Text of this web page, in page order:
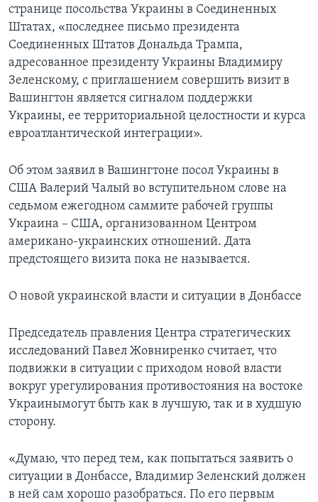
странице посольства Украины в Соединенных
Штатах, «последнее письмо президента
Соединенных Штатов Дональда Трампа,
адресованное президенту Украины Владимиру
Зеленскому, с приглашением совершить визит в
Вашингтон является сигналом поддержки
Украины, ее территориальной целостности и курса
евроатлантической интеграции».
Об этом заявил в Вашингтоне посол Украины в
США Валерий Чалый во вступительном слове на
седьмом ежегодном саммите рабочей группы
Украина – США, организованном Центром
американо-украинских отношений. Дата
предстоящего визита пока не называется.
О новой украинской власти и ситуации в Донбассе
Председатель правления Центра стратегических
исследований Павел Жовниренко считает, что
подвижки в ситуации с приходом новой власти
вокруг урегулирования противостояния на востоке
Украинымогут быть как в лучшую, так и в худшую
сторону.
«Думаю, что перед тем, как попытаться заявить о
ситуации в Донбассе, Владимир Зеленский должен
в ней сам хорошо разобраться. По его первым